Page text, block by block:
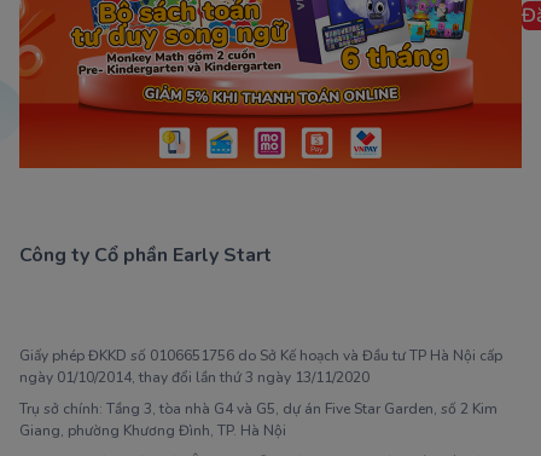
Công ty Cổ phần Early Start
Giấy phép ĐKKD số 0106651756 do Sở Kế hoạch và Đầu tư TP Hà Nội cấp
ngày 01/10/2014, thay đổi lần thứ 3 ngày 13/11/2020
Trụ sở chính: Tầng 3, tòa nhà G4 và G5, dự án Five Star Garden, số 2 Kim
Giang, phường Khương Đình, TP. Hà Nội